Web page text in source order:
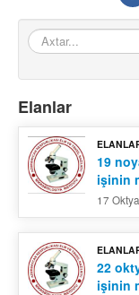
Axtar...
Elanlar
19
işinin
17
22
işinin